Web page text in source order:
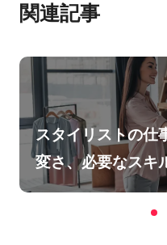
関連記事
スタイリストの仕
変さ、必要なスキ